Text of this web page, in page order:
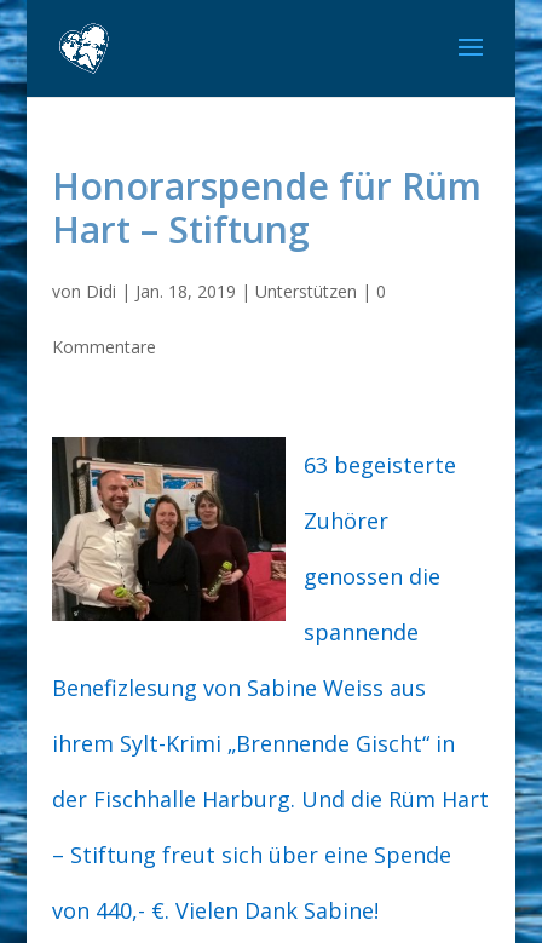
Honorarspende für Rüm
Hart – Stiftung
von Didi | Jan. 18, 2019 | Unterstützen | 0
Kommentare
63 begeisterte
Zuhörer
genossen die
spannende
Benefizlesung von Sabine Weiss aus
ihrem Sylt-Krimi „Brennende Gischt“ in
der Fischhalle Harburg. Und die Rüm Hart
– Stiftung freut sich über eine Spende
von 440,- €. Vielen Dank Sabine!